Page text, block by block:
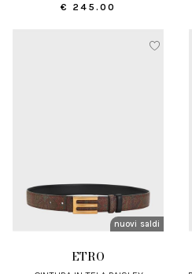
€ 245.00
nuovi arrivi
saldi
ETRO